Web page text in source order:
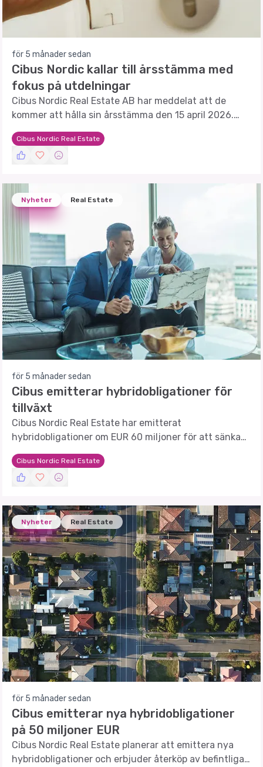
för 5 månader sedan
Cibus Nordic kallar till årsstämma med
fokus på utdelningar
Cibus Nordic Real Estate AB har meddelat att de
kommer att hålla sin årsstämma den 15 april 2026.
Flera viktiga beslut, inklusive utdelningsförslag och
styrelseval, står på agendan.
Cibus Nordic Real Estate
Nyheter Real Estate
för 5 månader sedan
Cibus emitterar hybridobligationer för
tillväxt
Cibus Nordic Real Estate har emitterat
hybridobligationer om EUR 60 miljoner för att sänka
finansieringsmarginalen och främja fortsatt tillväxt.
Cibus Nordic Real Estate
Nyheter Real Estate
för 5 månader sedan
Cibus emitterar nya hybridobligationer
på 50 miljoner EUR
Cibus Nordic Real Estate planerar att emittera nya
hybridobligationer och erbjuder återköp av befintliga